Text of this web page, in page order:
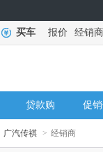
买车 报价 经销商
贷款购 促
广汽传祺 > 经销商